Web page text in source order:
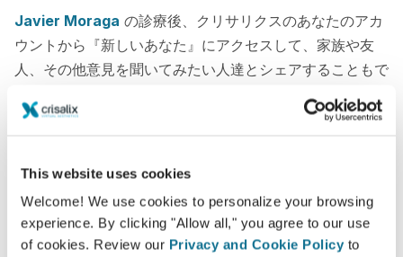
This website uses cookies
Welcome! We use cookies to personalize your browsing
experience. By clicking "Allow all," you agree to our use
of cookies. Review our Privacy and Cookie Policy to
Javier Moraga の診療後、クリサリクスのあなたのアカ
ウントから『新しいあなた』にアクセスして、家族や友
人、その他意見を聞いてみたい人達とシェアすることもで